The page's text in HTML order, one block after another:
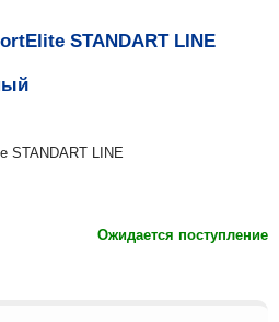
STANDART LINE
Ожидается поступление